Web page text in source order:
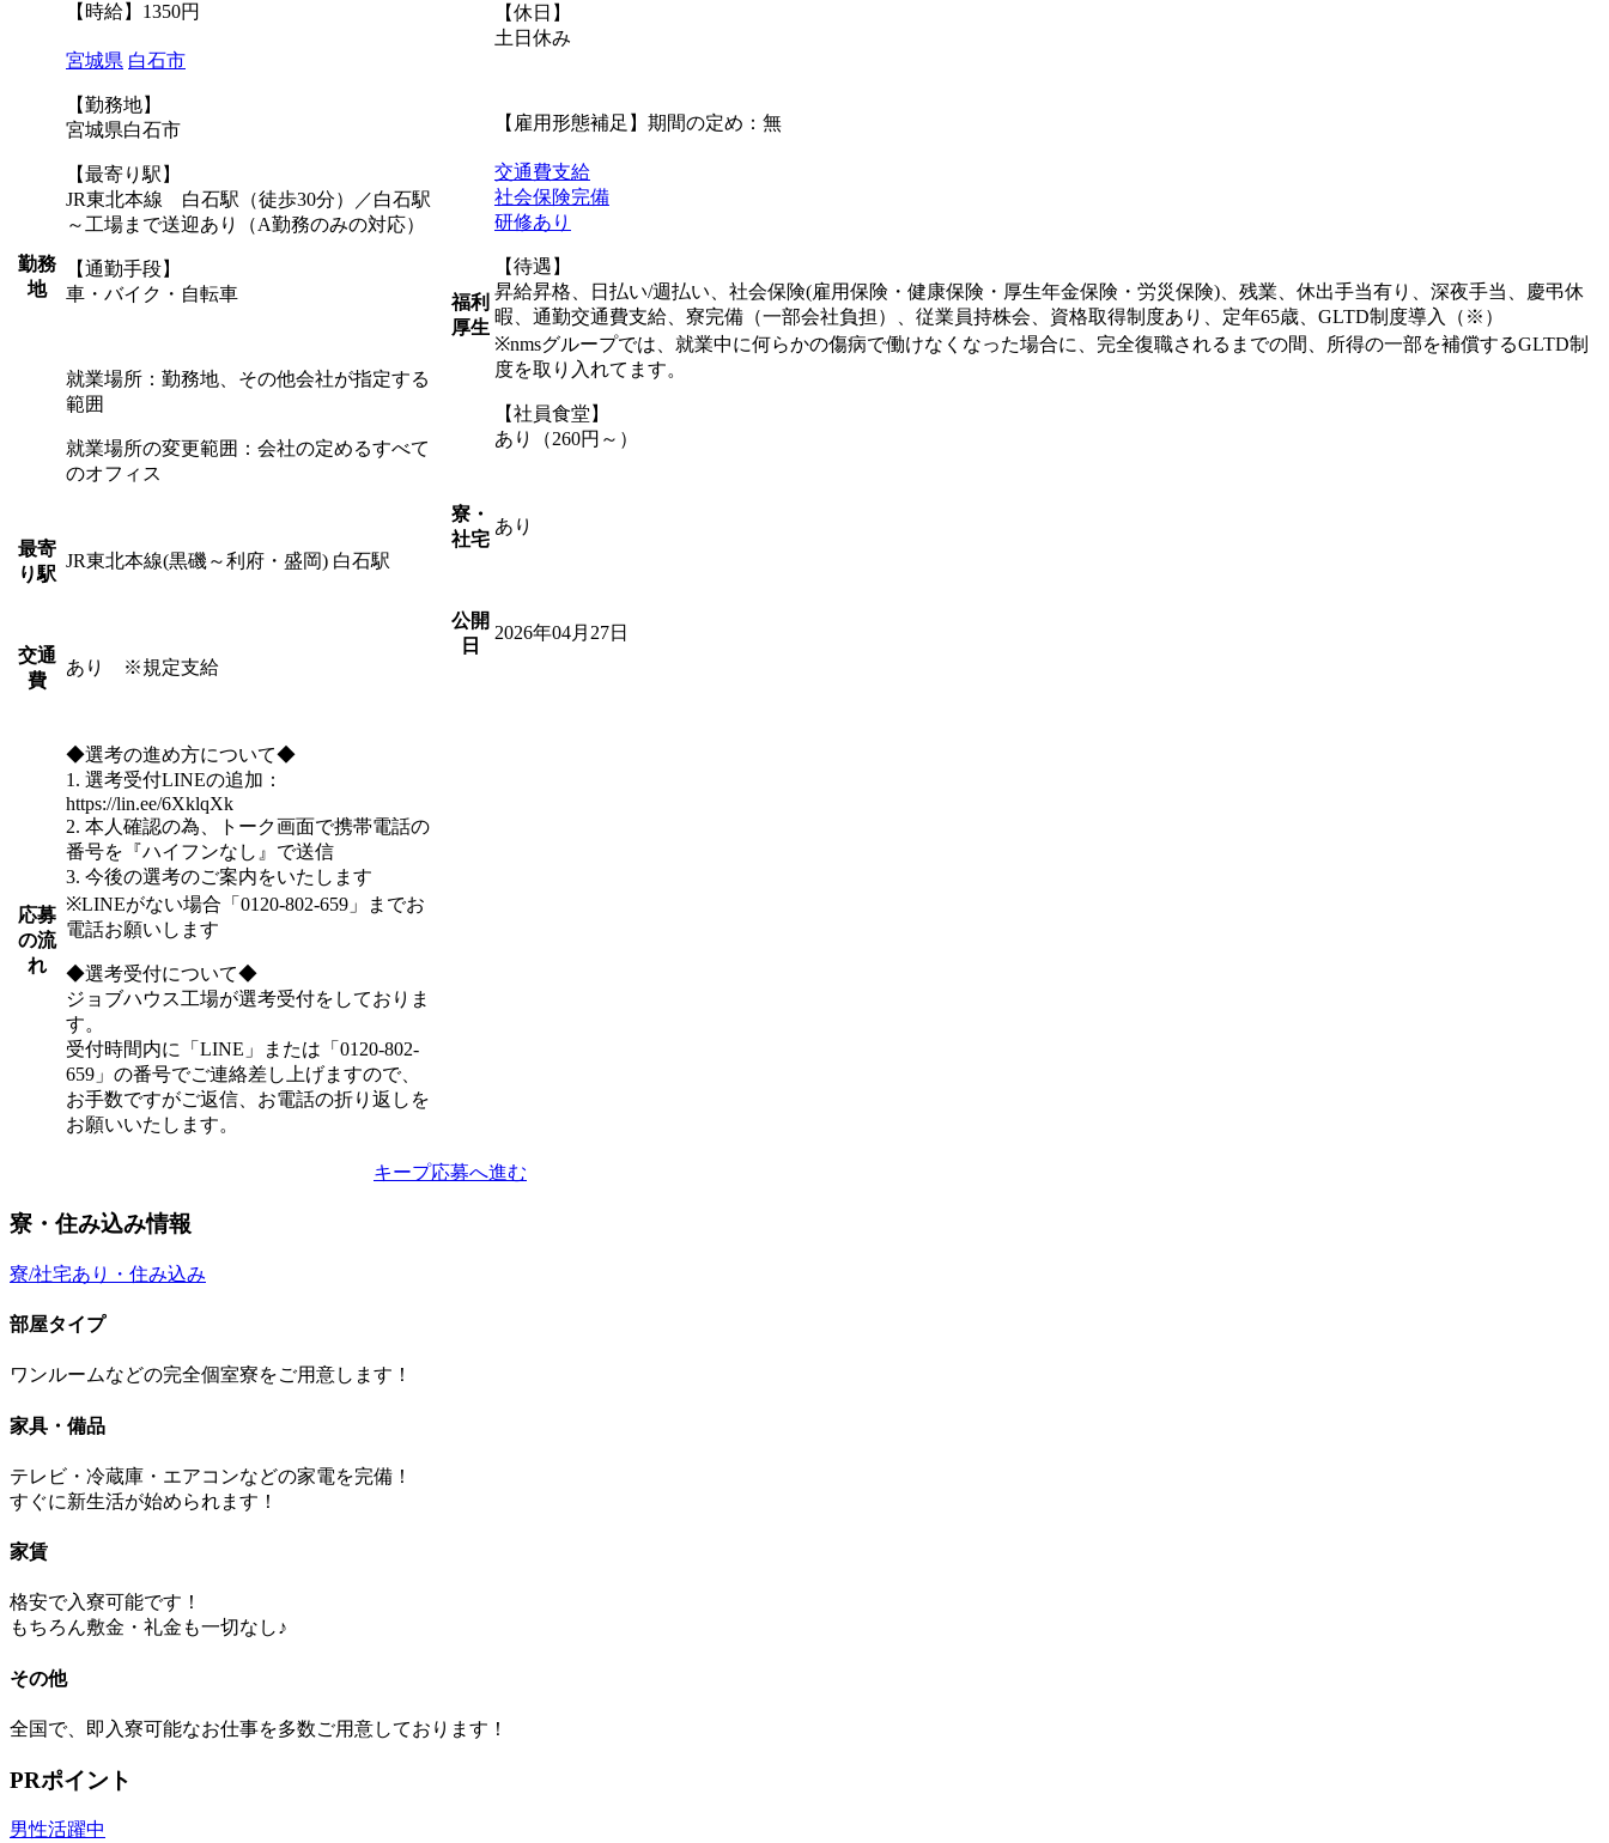
【時給】1350円
勤務
地
宮城県 白石市
【勤務地】
宮城県白石市
【最寄り駅】
JR東北本線 白石駅（徒歩30分）／白石駅
～工場まで送迎あり（A勤務のみの対応）
【通勤手段】
車・バイク・自転車
就業場所：勤務地、その他会社が指定する
範囲
就業場所の変更範囲：会社の定めるすべて
のオフィス
最寄
り駅
JR東北本線(黒磯～利府・盛岡) 白石駅
交通
費
あり ※規定支給
応募
の流
れ
◆選考の進め方について◆
1. 選考受付LINEの追加：
https://lin.ee/6XklqXk
2. 本人確認の為、トーク画面で携帯電話の
番号を『ハイフンなし』で送信
3. 今後の選考のご案内をいたします
※LINEがない場合「0120-802-659」までお
電話お願いします
◆選考受付について◆
ジョブハウス工場が選考受付をしておりま
す。
受付時間内に「LINE」または「0120-802-
659」の番号でご連絡差し上げますので、
お手数ですがご返信、お電話の折り返しを
お願いいたします。
【休日】
土日休み
【雇用形態補足】期間の定め：無
福利
厚生
交通費支給
社会保険完備
研修あり
【待遇】
昇給昇格、日払い/週払い、社会保険(雇用保険・健康保険・厚生年金保険・労災保険)、残業、休出手当有り、深夜手当、慶弔休
暇、通勤交通費支給、寮完備（一部会社負担）、従業員持株会、資格取得制度あり、定年65歳、GLTD制度導入（※）
※nmsグループでは、就業中に何らかの傷病で働けなくなった場合に、完全復職されるまでの間、所得の一部を補償するGLTD制
度を取り入れてます。
【社員食堂】
あり（260円～）
寮・
社宅
あり
公開
日
2026年04月27日
キープ応募へ進む
寮・住み込み情報
寮/社宅あり・住み込み
部屋タイプ
ワンルームなどの完全個室寮をご用意します！
家具・備品
テレビ・冷蔵庫・エアコンなどの家電を完備！
すぐに新生活が始められます！
家賃
格安で入寮可能です！
もちろん敷金・礼金も一切なし♪
その他
全国で、即入寮可能なお仕事を多数ご用意しております！
PRポイント
男性活躍中